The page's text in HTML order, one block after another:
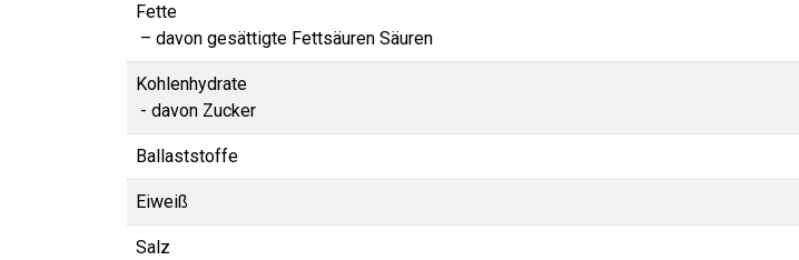
Fette
– davon gesättigte Fettsäuren Säuren
Kohlenhydrate
- davon Zucker
Ballaststoffe
Eiweiß
Salz